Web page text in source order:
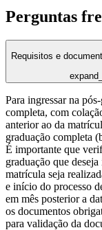
Perguntas
Requisitos e
Para ingressar na
completa, com
anterior ao da
graduação completa
É importante que
graduação que
matrícula seja
e início do processo
em mês posterior a
os documentos
para validação da